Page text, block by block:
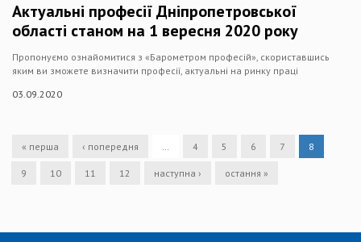
Актуальні професії Дніпропетровської
області станом на 1 вересня 2020 року
Пропонуємо ознайомитися з «Барометром професій», скориставшись
яким ви зможете визначити професії, актуальні на ринку праці
03.09.2020
« перша ‹ попередня … 4 5 6 7 8
9 10 11 12 наступна › остання »